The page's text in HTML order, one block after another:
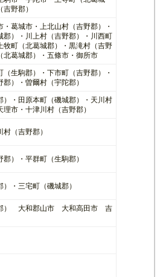
野郡）
・葛城市・上北山村（吉野郡）・
郡）・川上村（吉野郡）・川西町
牧町（北葛城郡）・黒滝村（吉野
北葛城郡）・五條市・御所市
（生駒郡）・下市町（吉野郡）・
）・曽爾村（宇陀郡）
）・田原本町（磯城郡）・天川村
理市・十津川村（吉野郡）
（吉野郡）
）・平群町（生駒郡）
・三宅町（磯城郡）
） 大和郡山市 大和高田市 吉